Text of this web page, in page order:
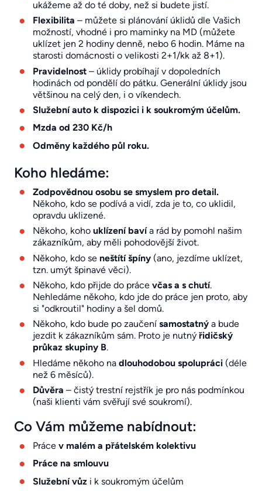
ukážeme až do té doby, než si budete jistí.
Flexibilita – můžete si plánování úklidů dle Vašich
možností, vhodné i pro maminky na MD (můžete
uklízet jen 2 hodiny denně, nebo 6 hodin. Máme na
starosti domácnosti o velikosti 2+1/kk až 8+1).
Pravidelnost – úklidy probíhají v dopoledních
hodinách od pondělí do pátku. Generální úklidy jsou
většinou na celý den, i o víkendech.
Služební auto k dispozici i k soukromým účelům.
Mzda od 230 Kč/h
Odměny každého půl roku.
Koho hledáme:
Zodpovědnou osobu se smyslem pro detail.
Někoho, kdo se podívá a vidí, zda je to, co uklidil,
opravdu uklizené.
Někoho, koho uklízení bavía rád by pomohl našim
zákazníkům, aby měli pohodovější život.
Někoho, kdo se neštítí špíny (ano, jezdíme uklízet,
tzn. umýt špinavé věci).
Někoho, kdo přijde do práce včas a s chutí.
Nehledáme někoho, kdo jde do práce jen proto, aby
si "odkroutil" hodiny a šel domů.
Někoho, kdo bude po zaučení samostatný a bude
jezdit k zákazníkům sám. Proto je nutný řidičský
průkaz skupiny B.
Hledáme někoho na dlouhodobou spolupráci (déle
než 6 měsíců).
Důvěra – čistý trestní rejstřík je pro nás podmínkou
(naši klienti vám svěřují své soukromí).
Co Vám můžeme nabídnout:
Práce v malém a přátelském kolektivu
Práce na smlouvu
Služební vůz i k soukromým účelům